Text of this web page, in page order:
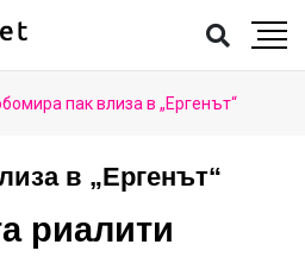
пак влиза в „Ергенът“
в „Ергенът“
риалити